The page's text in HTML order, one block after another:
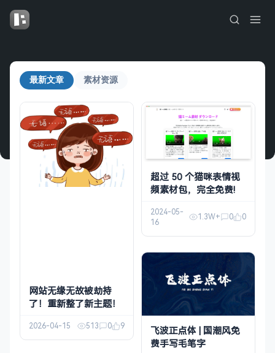
最新文章 素材资源
网站无缘无故被劫持
了！重新整了新主题！
2026-04-15 513 0 9
超过 50 个猫咪表情视
频素材包，完全免费!
2024-05-
16
1.3W+ 0 0
飞波正点体 | 国潮风免
费手写毛笔字